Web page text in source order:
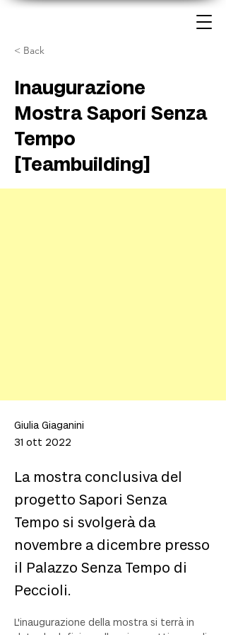
< Back
Inaugurazione
Mostra Sapori Senza
Tempo
[Teambuilding]
Giulia Giaganini
31 ott 2022
La mostra conclusiva del
progetto Sapori Senza
Tempo si svolgerà da
novembre a dicembre presso
il Palazzo Senza Tempo di
Peccioli.
L'inaugurazione della mostra si terrà in